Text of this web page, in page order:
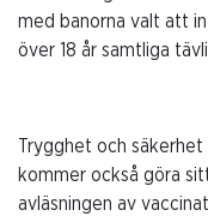
med banorna valt att
över 18 år samtliga
Trygghet och
kommer också göra
avläsningen av